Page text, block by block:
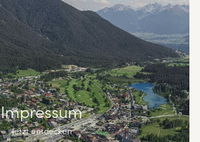
Impressum
Jetzt entdecken